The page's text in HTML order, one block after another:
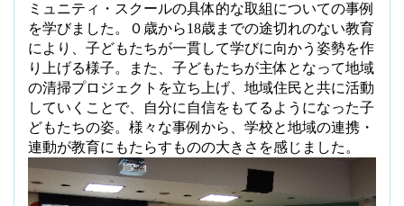
ミュニティ・スクールの具体的な取組についての事例
を学びました。０歳から18歳までの途切れのない教育
により、子どもたちが一貫して学びに向かう姿勢を作
り上げる様子。また、子どもたちが主体となって地域
の清掃プロジェクトを立ち上げ、地域住民と共に活動
していくことで、自分に自信をもてるようになった子
どもたちの姿。様々な事例から、学校と地域の連携・
連動が教育にもたらすものの大きさを感じました。